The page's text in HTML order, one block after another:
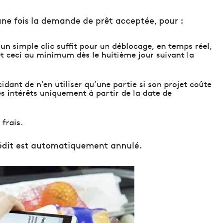
fois la demande de prêt acceptée, pour :
simple clic suffit pour un déblocage, en temps réel,
ceci au minimum dès le huitième jour suivant la
de n’en utiliser qu’une partie si son projet coûte
intérêts uniquement à partir de la date de
frais.
est automatiquement annulé.